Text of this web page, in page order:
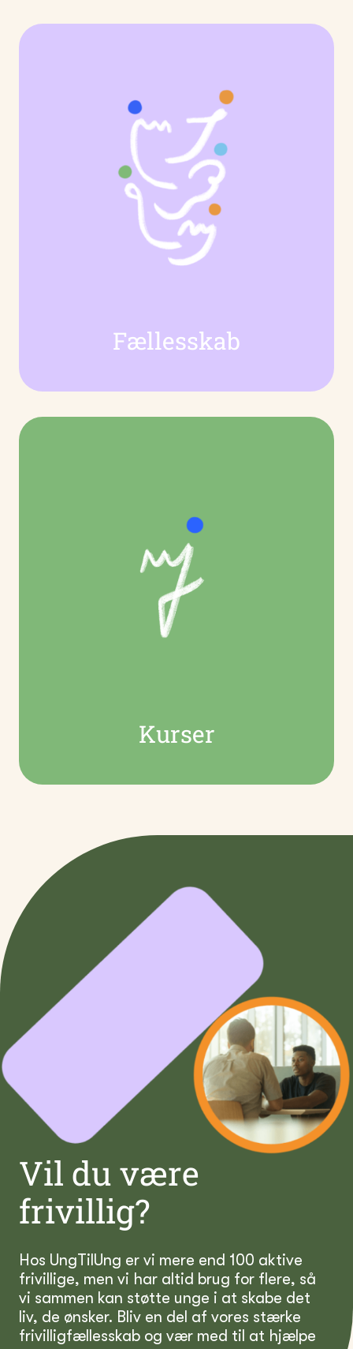
Fællesskab
Kurser
Vil du være
frivillig?
Hos UngTilUng er vi mere end 100 aktive
frivillige, men vi har altid brug for flere, så
vi sammen kan støtte unge i at skabe det
liv, de ønsker. Bliv en del af vores stærke
frivilligfællesskab og vær med til at hjælpe